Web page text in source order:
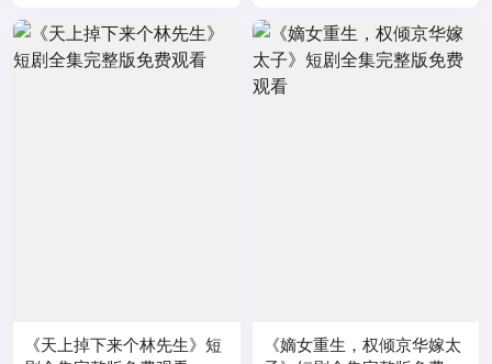
《天上掉下来个林先生》短
《嫡女重生，权倾京华嫁太